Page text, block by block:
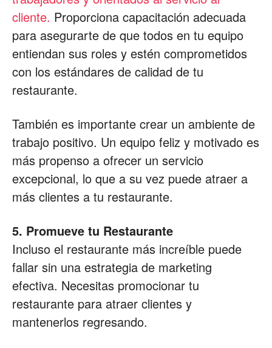
cliente. Proporciona capacitación adecuada
para asegurarte de que todos en tu equipo
entiendan sus roles y estén comprometidos
con los estándares de calidad de tu
restaurante.
También es importante crear un ambiente de
trabajo positivo. Un equipo feliz y motivado es
más propenso a ofrecer un servicio
excepcional, lo que a su vez puede atraer a
más clientes a tu restaurante.
5. Promueve tu Restaurante
Incluso el restaurante más increíble puede
fallar sin una estrategia de marketing
efectiva. Necesitas promocionar tu
restaurante para atraer clientes y
mantenerlos regresando.